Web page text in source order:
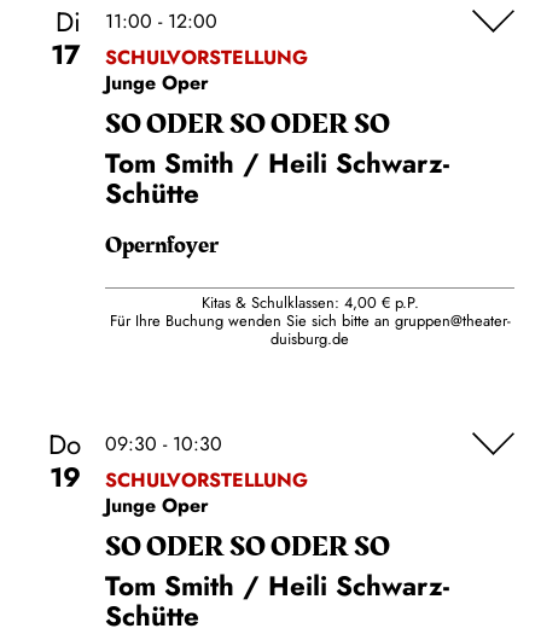
Di
17
11:00 - 12:00
SCHULVORSTELLUNG
Junge Oper
SO ODER SO ODER SO
Tom Smith / Heili Schwarz-
Schütte
Opernfoyer
Kitas & Schulklassen: 4,00 € p.P.
Für Ihre Buchung wenden Sie sich bitte an gruppen@theater-
duisburg.de
Do
19
09:30 - 10:30
SCHULVORSTELLUNG
Junge Oper
SO ODER SO ODER SO
Tom Smith / Heili Schwarz-
Schütte